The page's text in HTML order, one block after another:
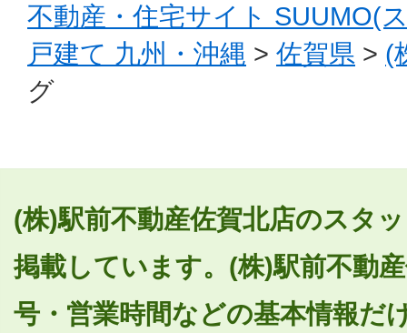
不動産・住宅サイト SUUMO(
戸建て 九州・沖縄 > 佐賀県 > (
グ
(株)駅前不動産佐賀北店のスタ
掲載しています。(株)駅前不動
号・営業時間などの基本情報だ